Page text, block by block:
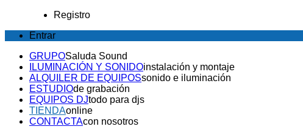
Registro
Entrar
GRUPOSaluda Sound
ILUMINACIÓN Y SONIDOinstalación y montaje
ALQUILER DE EQUIPOSsonido e iluminación
ESTUDIOde grabación
EQUIPOS DJtodo para djs
TIENDAonline
CONTACTAcon nosotros